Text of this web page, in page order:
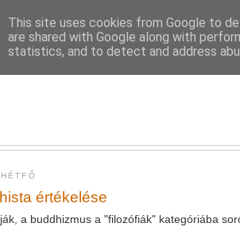
értékelése
a buddhizmus a "filozófiák" kategóriába
This site uses cookies from Google to
are shared with Google along with
statistics, and to detect and address